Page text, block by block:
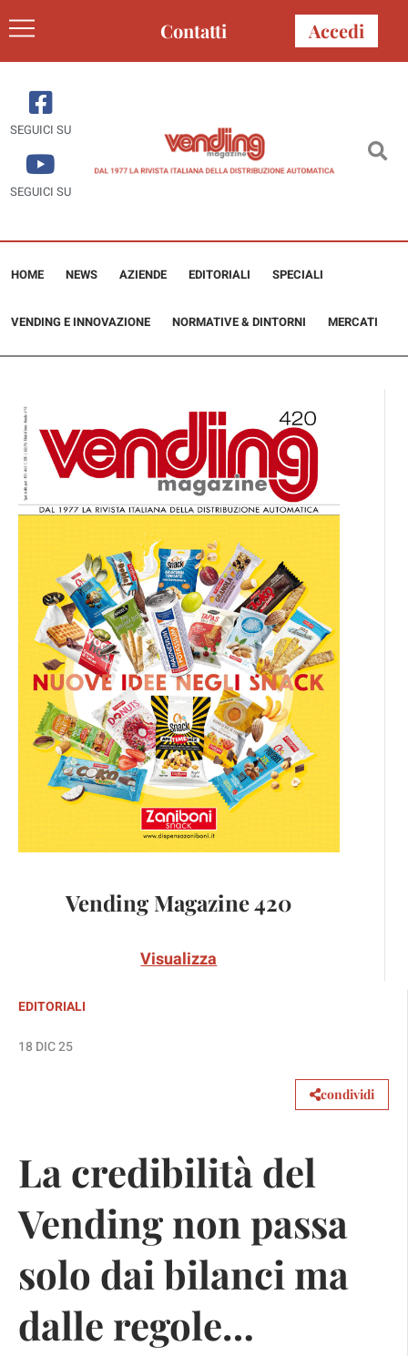
Contatti Accedi
SEGUICI SU
SEGUICI SU
HOME NEWS AZIENDE EDITORIALI SPECIALI
VENDING E INNOVAZIONE NORMATIVE & DINTORNI MERCATI
Vending Magazine 420
Visualizza
EDITORIALI
18 DIC 25
condividi
La credibilità del
Vending non passa
solo dai bilanci ma
dalle regole…